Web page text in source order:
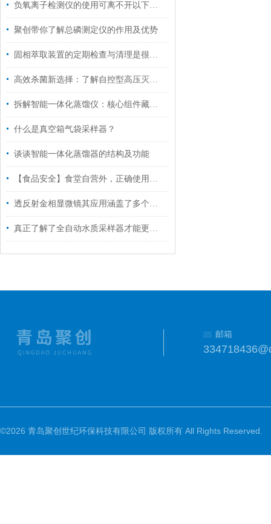
负氧离子检测仪的使用可离不开以下维护
聚创带你了解总磷测定仪的作用及优势
固相萃取装置的定期检查与清理是很关键的
高效杀菌新选择：了解自控型高压灭菌锅的多功能应用！
拆解智能一体化蒸馏仪：核心组件藏着哪些“高效密码”？
什么是真空箱气袋采样器？
谈谈智能一体化蒸馏器的结构及功能
【食品安全】食堂自营外，正确使用食品安全检测仪尤为重要
透反射金相显微镜其应用涵盖了多个领域
真正了解了全自动水质采样器才能更好的操作它
邮箱
©2026 青岛聚创世纪环保科技有限公司 版权所有 All Rights Reserved.